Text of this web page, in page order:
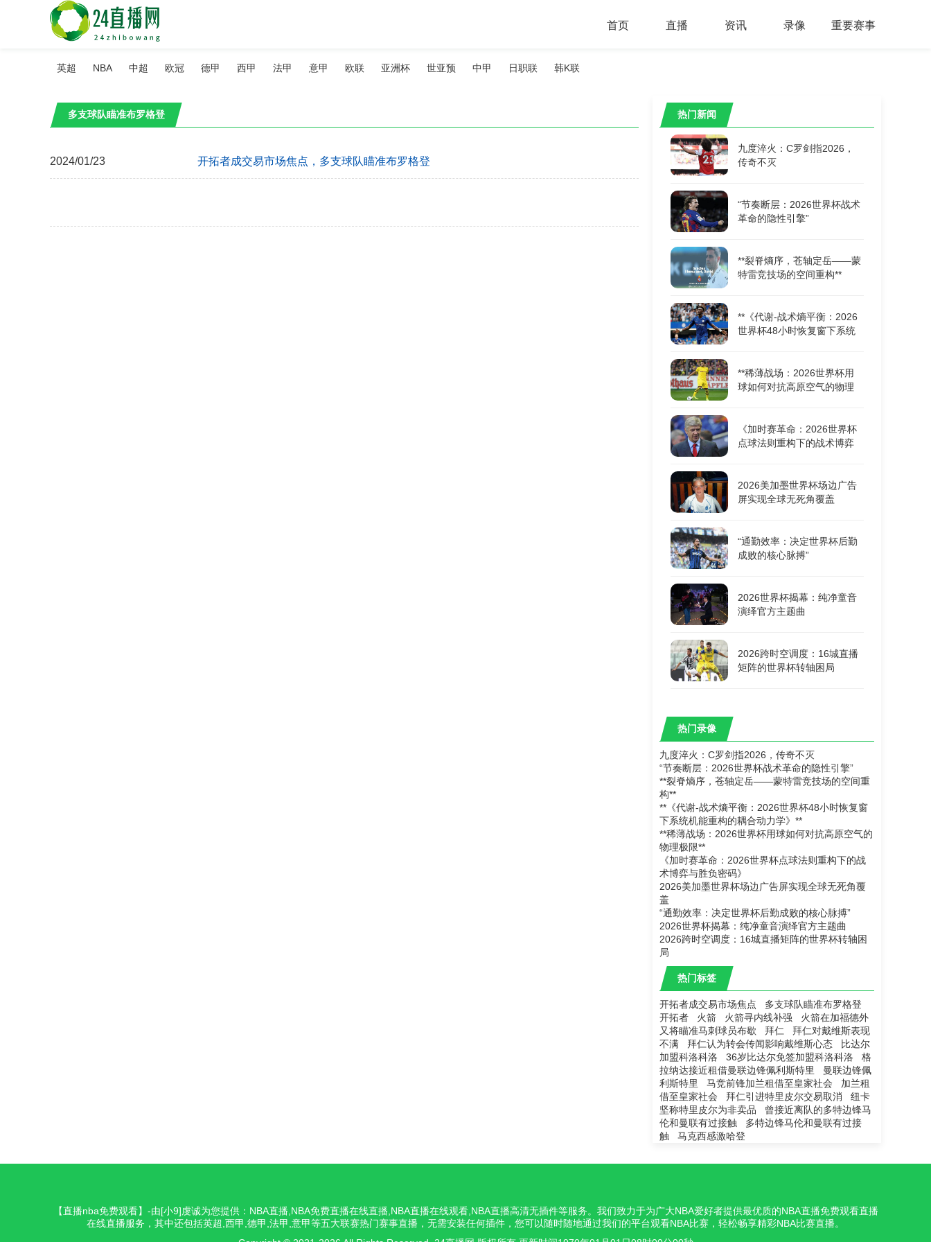
首页 直播 资讯 录像 重要赛事
英超 NBA 中超 欧冠 德甲 西甲 法甲 意甲 欧联 亚洲杯 世亚预 中甲 日职联 韩K联
多支球队瞄准布罗格登
2024/01/23 开拓者成交易市场焦点，多支球队瞄准布罗格登
热门新闻
九度淬火：C罗剑指2026，
传奇不灭
“节奏断层：2026世界杯战术
革命的隐性引擎”
**裂脊熵序，苍轴定岳——蒙
特雷竞技场的空间重构**
**《代谢-战术熵平衡：2026
世界杯48小时恢复窗下系统
**稀薄战场：2026世界杯用
球如何对抗高原空气的物理
《加时赛革命：2026世界杯
点球法则重构下的战术博弈
2026美加墨世界杯场边广告
屏实现全球无死角覆盖
“通勤效率：决定世界杯后勤
成败的核心脉搏”
2026世界杯揭幕：纯净童音
演绎官方主题曲
2026跨时空调度：16城直播
矩阵的世界杯转轴困局
热门录像
九度淬火：C罗剑指2026，传奇不灭
“节奏断层：2026世界杯战术革命的隐性引擎”
**裂脊熵序，苍轴定岳——蒙特雷竞技场的空间重
构**
**《代谢-战术熵平衡：2026世界杯48小时恢复窗
下系统机能重构的耦合动力学》**
**稀薄战场：2026世界杯用球如何对抗高原空气的
物理极限**
《加时赛革命：2026世界杯点球法则重构下的战
术博弈与胜负密码》
2026美加墨世界杯场边广告屏实现全球无死角覆
盖
“通勤效率：决定世界杯后勤成败的核心脉搏”
2026世界杯揭幕：纯净童音演绎官方主题曲
2026跨时空调度：16城直播矩阵的世界杯转轴困
局
热门标签
开拓者成交易市场焦点
多支球队瞄准布罗格登
开拓者
火箭 火箭寻内线补强
火箭在加福德外
又将瞄准马刺球员布歇
拜仁
拜仁对戴维斯表现
不满
拜仁认为转会传闻影响戴维斯心态
比达尔
加盟科洛科洛
36岁比达尔免签加盟科洛科洛
格
拉纳达接近租借曼联边锋佩利斯特里
曼联边锋佩
利斯特里
马竞前锋加兰租借至皇家社会
加兰租
借至皇家社会
拜仁引进特里皮尔交易取消
纽卡
坚称特里皮尔为非卖品
曾接近离队的多特边锋马
伦和曼联有过接触
多特边锋马伦和曼联有过接
触
马克西感激哈登
【直播nba免费观看】-由[小9]虔诚为您提供：NBA直播,NBA免费直播在线直播,NBA直播在线观看,NBA直播高清无插件等服务。我们致力于为广大NBA爱好者提供最优质的NBA直播免费观看直播
在线直播服务，其中还包括英超,西甲,德甲,法甲,意甲等五大联赛热门赛事直播，无需安装任何插件，您可以随时随地通过我们的平台观看NBA比赛，轻松畅享精彩NBA比赛直播。